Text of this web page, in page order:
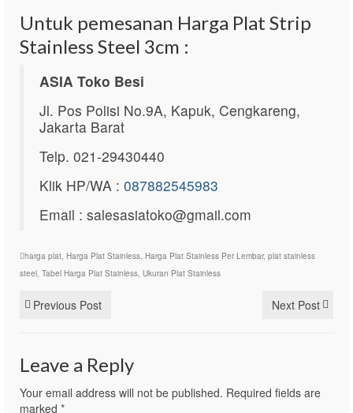
Untuk pemesanan Harga Plat Strip
Stainless Steel 3cm :
ASIA Toko Besi
Jl. Pos Polisi No.9A, Kapuk, Cengkareng,
Jakarta Barat
Telp. 021-29430440
Klik HP/WA : 087882545983
Email : salesasiatoko@gmail.com
harga plat, Harga Plat Stainless, Harga Plat Stainless Per Lembar, plat stainless
steel, Tabel Harga Plat Stainless, Ukuran Plat Stainless
Previous Post Next Post
Leave a Reply
Your email address will not be published. Required fields are
marked *